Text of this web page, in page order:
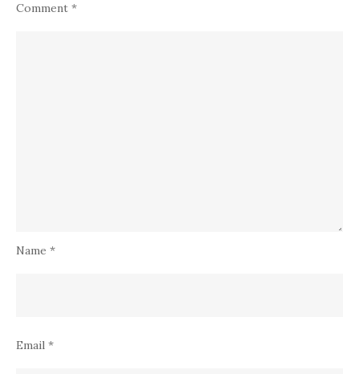
Comment *
Name *
Email *